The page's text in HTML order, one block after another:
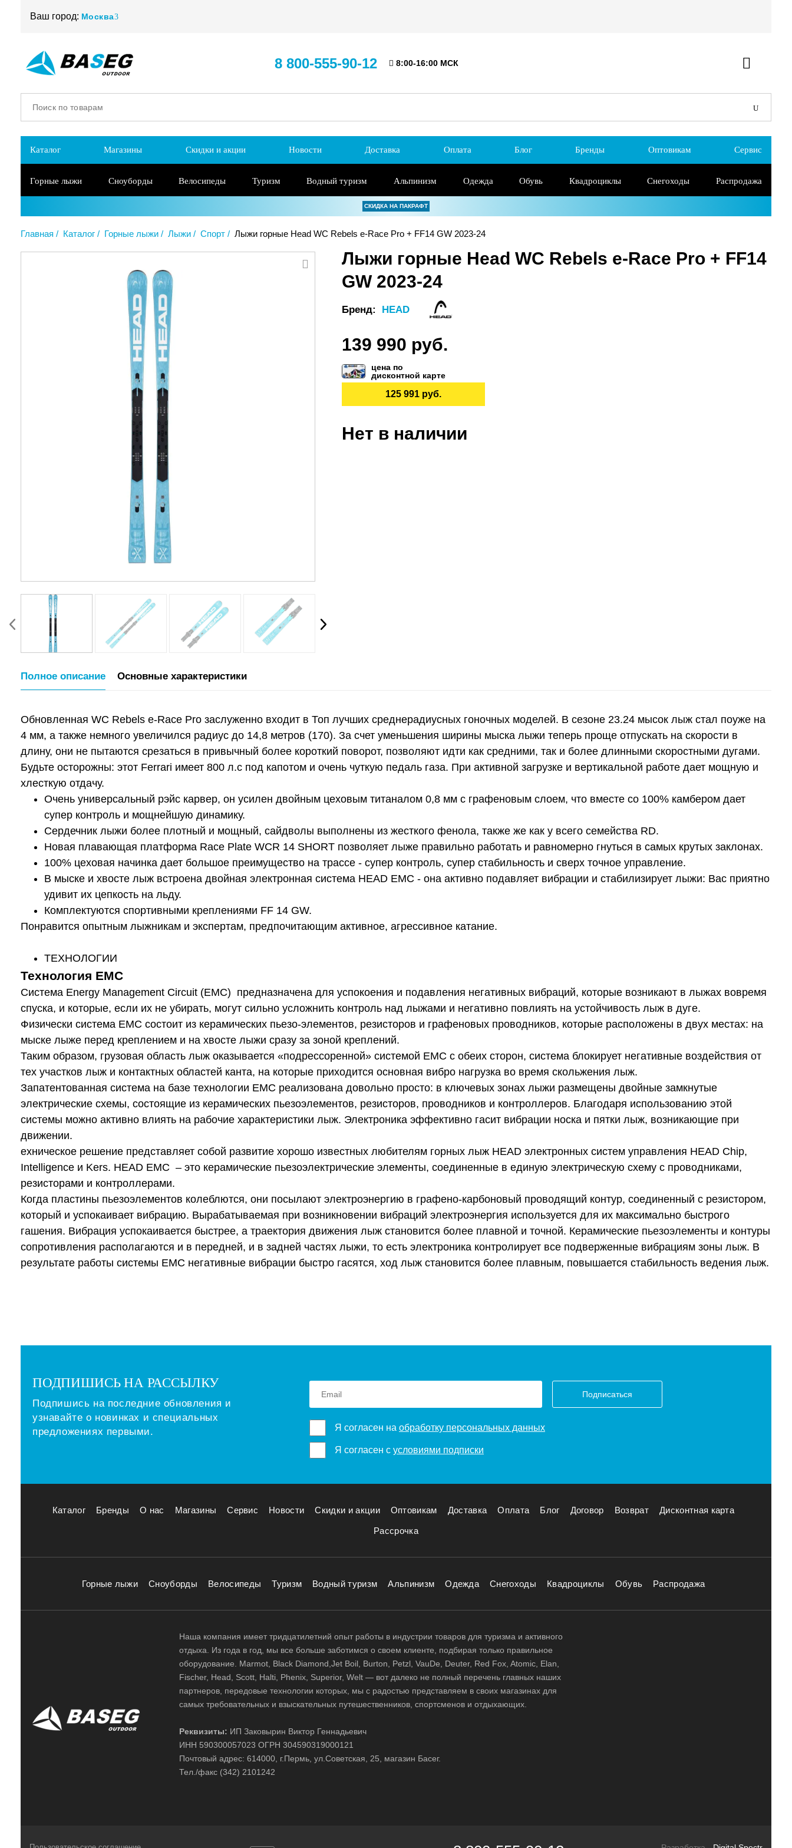
Ваш город: Москва
8 800-555-90-12 8:00-16:00 МСК
Каталог Магазины Скидки и акции Новости Доставка Оплата Блог Бренды Оптовикам Сервис
Горные лыжи Сноуборды Велосипеды Туризм Водный туризм Альпинизм Одежда Обувь Квадроциклы Снегоходы Распродажа
СКИДКА НА ПАКРАФТ
Главная Каталог Горные лыжи Лыжи Спорт Лыжи горные Head WC Rebels e-Race Pro + FF14 GW 2023-24
Лыжи горные Head WC Rebels e-Race Pro + FF14
GW 2023-24
Бренд: HEAD
139 990 руб.
цена по
дисконтной карте
125 991 руб.
Нет в наличии
Полное описание Основные характеристики
Обновленная WC Rebels e-Race Pro заслуженно входит в Топ лучших среднерадиусных гоночных моделей. В сезоне 23.24 мысок лыж стал поуже на
4 мм, а также немного увеличился радиус до 14,8 метров (170). За счет уменьшения ширины мыска лыжи теперь проще отпускать на скорости в
длину, они не пытаются срезаться в привычный более короткий поворот, позволяют идти как средними, так и более длинными скоростными дугами.
Будьте осторожны: этот Ferrari имеет 800 л.с под капотом и очень чуткую педаль газа. При активной загрузке и вертикальной работе дает мощную и
хлесткую отдачу.
Очень универсальный рэйс карвер, он усилен двойным цеховым титаналом 0,8 мм с графеновым слоем, что вместе со 100% камбером дает
супер контроль и мощнейшую динамику.
Сердечник лыжи более плотный и мощный, сайдволы выполнены из жесткого фенола, также же как у всего семейства RD.
Новая плавающая платформа Race Plate WCR 14 SHORT позволяет лыже правильно работать и равномерно гнуться в самых крутых заклонах.
100% цеховая начинка дает большое преимущество на трассе - супер контроль, супер стабильность и сверх точное управление.
В мыске и хвосте лыж встроена двойная электронная система HEAD EMC - она активно подавляет вибрации и стабилизирует лыжи: Вас приятно
удивит их цепкость на льду.
Комплектуются спортивными креплениями FF 14 GW.
Понравится опытным лыжникам и экспертам, предпочитающим активное, агрессивное катание.
ТЕХНОЛОГИИ
Технология EMC
Система Energy Management Circuit (EMC) предназначена для успокоения и подавления негативных вибраций, которые возникают в лыжах вовремя
спуска, и которые, если их не убирать, могут сильно усложнить контроль над лыжами и негативно повлиять на устойчивость лыж в дуге.
Физически система EMC состоит из керамических пьезо-элементов, резисторов и графеновых проводников, которые расположены в двух местах: на
мыске лыже перед креплением и на хвосте лыжи сразу за зоной креплений.
Таким образом, грузовая область лыж оказывается «подрессоренной» системой EMC с обеих сторон, система блокирует негативные воздействия от
тех участков лыж и контактных областей канта, на которые приходится основная вибро нагрузка во время скольжения лыж.
Запатентованная система на базе технологии EMC реализована довольно просто: в ключевых зонах лыжи размещены двойные замкнутые
электрические схемы, состоящие из керамических пьезоэлементов, резисторов, проводников и контроллеров. Благодаря использованию этой
системы можно активно влиять на рабочие характеристики лыж. Электроника эффективно гасит вибрации носка и пятки лыж, возникающие при
движении.
ехническое решение представляет собой развитие хорошо известных любителям горных лыж HEAD электронных систем управления HEAD Chip,
Intelligence и Kers. HEAD EMC – это керамические пьезоэлектрические элементы, соединенные в единую электрическую схему с проводниками,
резисторами и контроллерами.
Когда пластины пьезоэлементов колеблются, они посылают электроэнергию в графено-карбоновый проводящий контур, соединенный с резистором,
который и успокаивает вибрацию. Вырабатываемая при возникновении вибраций электроэнергия используется для их максимально быстрого
гашения. Вибрация успокаивается быстрее, а траектория движения лыж становится более плавной и точной. Керамические пьезоэлементы и контуры
сопротивления располагаются и в передней, и в задней частях лыжи, то есть электроника контролирует все подверженные вибрациям зоны лыж. В
результате работы системы EMC негативные вибрации быстро гасятся, ход лыж становится более плавным, повышается стабильность ведения лыж.
ПОДПИШИСЬ НА РАССЫЛКУ
Подпишись на последние обновления и
узнавайте о новинках и специальных
предложениях первыми.
Подписаться
Я согласен на обработку персональных данных
Я согласен с условиями подписки
Каталог Бренды О нас Магазины Сервис Новости Скидки и акции Оптовикам Доставка Оплата Блог Договор Возврат Дисконтная карта
Рассрочка
Горные лыжи Сноуборды Велосипеды Туризм Водный туризм Альпинизм Одежда Снегоходы Квадроциклы Обувь Распродажа
Наша компания имеет тридцатилетний опыт работы в индустрии товаров для туризма и активного
отдыха. Из года в год, мы все больше заботимся о своем клиенте, подбирая только правильное
оборудование. Marmot, Black Diamond,Jet Boil, Burton, Petzl, VauDe, Deuter, Red Fox, Atomic, Elan,
Fischer, Head, Scott, Halti, Phenix, Superior, Welt — вот далеко не полный перечень главных наших
партнеров, передовые технологии которых, мы с радостью представляем в своих магазинах для
самых требовательных и взыскательных путешественников, спортсменов и отдыхающих.
Реквизиты: ИП Заковырин Виктор Геннадьевич
ИНН 590300057023 ОГРН 304590319000121
Почтовый адрес: 614000, г.Пермь, ул.Советская, 25, магазин Басег.
Тел./факс (342) 2101242